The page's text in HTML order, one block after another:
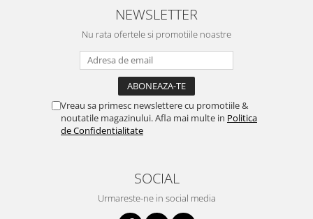
NEWSLETTER
Nu rata ofertele si promotiile noastre
Vreau sa primesc newslettere cu promotiile &
noutatile magazinului. Afla mai multe in Politica
de Confidentialitate
SOCIAL
Urmareste-ne in social media